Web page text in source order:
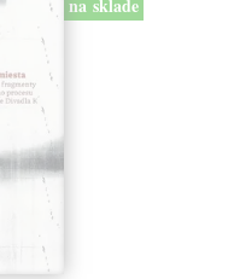
na sklade